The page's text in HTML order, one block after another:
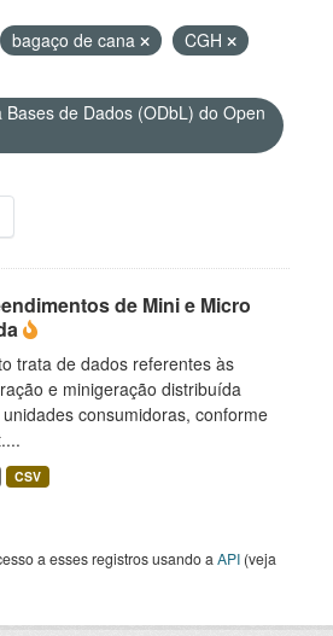
bagaço de cana
CGH
de Dados (ODbL) do Open
de Mini e Micro
trata de dados referentes às
e minigeração distribuída
consumidoras, conforme
CSV
a esses registros usando a API (veja